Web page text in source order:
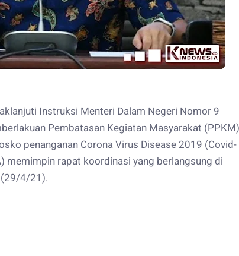
Instruksi Menteri Dalam Negeri Nomor 9
Pembatasan Kegiatan Masyarakat (PPKM)
penanganan Corona Virus Disease 2019 (Covid-
memimpin rapat koordinasi yang berlangsung di
(29/4/21).